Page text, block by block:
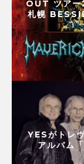
OUT ツア
札幌
YESがトレ
アルバム